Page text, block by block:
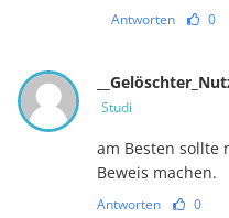
Antworten 0
Studi
am Besten sollte
Beweis machen.
Antworten 0